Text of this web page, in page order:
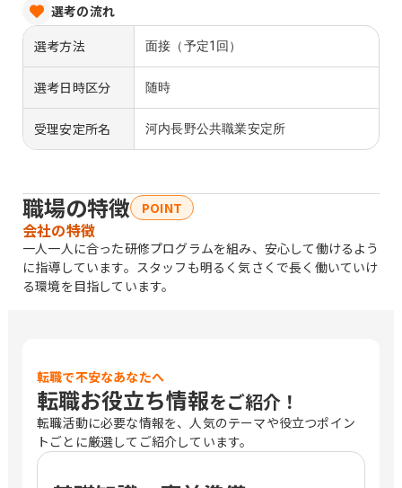
選考の流れ
選考方法
面接（予定1回）
選考日時区分 随時
受理安定所名 河内長野公共職業安定所
職場の特徴 POINT
会社の特徴
一人一人に合った研修プログラムを組み、安心して働けるよう
に指導しています。スタッフも明るく気さくで長く働いていけ
る環境を目指しています。
転職で不安なあなたへ
転職お役立ち情報をご紹介！
転職活動に必要な情報を、人気のテーマや役立つポイン
トごとに厳選してご紹介しています。